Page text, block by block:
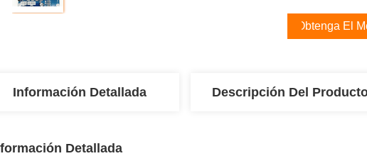
Obtenga El
Información Detallada Descripción Del
Detallada